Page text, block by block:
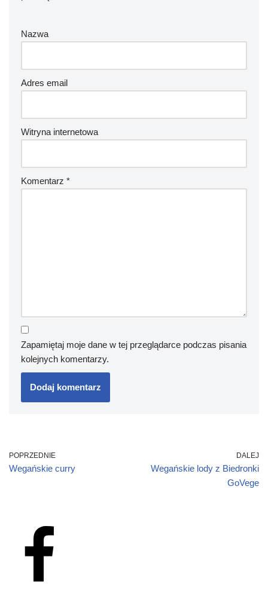
Nazwa
Adres email
Witryna internetowa
Komentarz *
Zapamiętaj moje dane w tej przeglądarce podczas pisania
kolejnych komentarzy.
POPRZEDNIE
Wegańskie curry
DALEJ
Wegańskie lody z Biedronki
GoVege